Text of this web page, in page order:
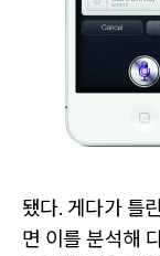
됐다. 게다가 틀
면 이를 분석해